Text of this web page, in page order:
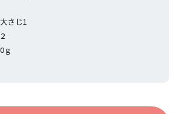
さじ1
ｇ